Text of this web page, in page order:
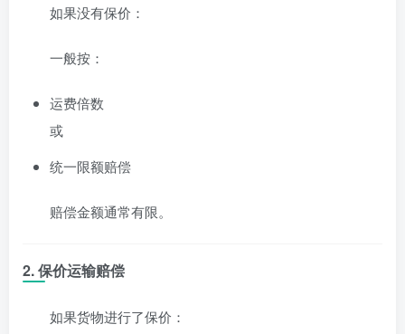
如果没有保价：
一般按：
运费倍数
或
统一限额赔偿
赔偿金额通常有限。
2. 保价运输赔偿
如果货物进行了保价：